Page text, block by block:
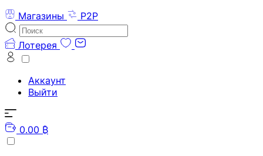
Магазины
P2P
Лотерея
Аккаунт
Выйти
0.00 ₿